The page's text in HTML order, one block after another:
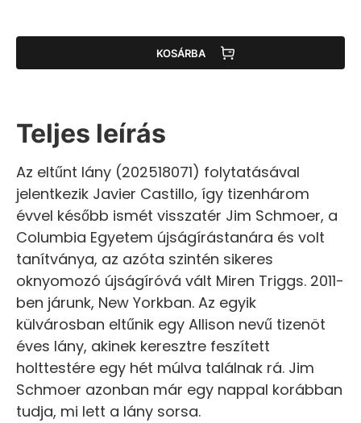
KOSÁRBA
Teljes leírás
Az eltűnt lány (202518071) folytatásával
jelentkezik Javier Castillo, így tizenhárom
évvel később ismét visszatér Jim Schmoer, a
Columbia Egyetem újságírástanára és volt
tanítványa, az azóta szintén sikeres
oknyomozó újságíróvá vált Miren Triggs. 2011-
ben járunk, New Yorkban. Az egyik
külvárosban eltűnik egy Allison nevű tizenöt
éves lány, akinek keresztre feszített
holttestére egy hét múlva találnak rá. Jim
Schmoer azonban már egy nappal korábban
tudja, mi lett a lány sorsa.